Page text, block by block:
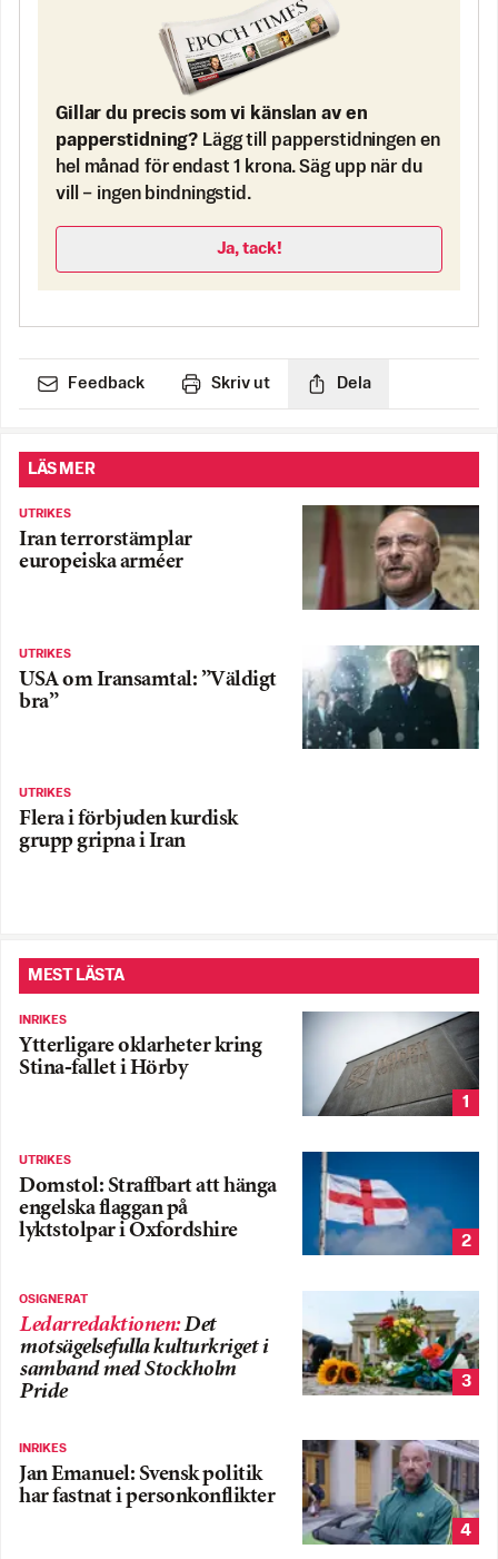
Gillar du precis som vi känslan av en
papperstidning? Lägg till papperstidningen en
hel månad för endast 1 krona. Säg upp när du
vill – ingen bindningstid.
Ja, tack!
Feedback Skriv ut Dela
LÄS MER
UTRIKES
Iran terrorstämplar
europeiska arméer
UTRIKES
USA om Iransamtal: ”Väldigt
bra”
UTRIKES
Flera i förbjuden kurdisk
grupp gripna i Iran
MEST LÄSTA
INRIKES
Ytterligare oklarheter kring
Stina-fallet i Hörby
1
UTRIKES
Domstol: Straffbart att hänga
engelska flaggan på
lyktstolpar i Oxfordshire
2
OSIGNERAT
Ledarredaktionen:Det
motsägelsefulla kulturkriget i
samband med Stockholm
Pride
3
INRIKES
Jan Emanuel: Svensk politik
har fastnat i personkonflikter
4